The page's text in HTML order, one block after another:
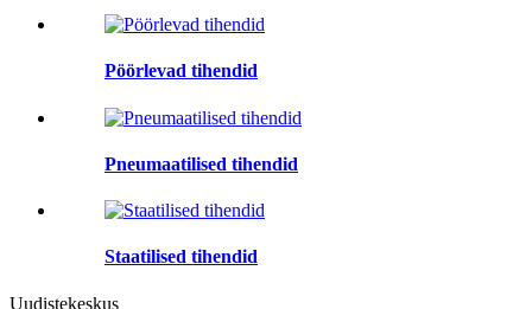
Pöörlevad tihendid
Pneumaatilised tihendid
Staatilised tihendid
Uudistekeskus